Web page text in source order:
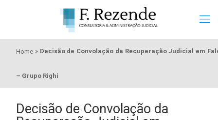
Home » Decisão de Convolação da Recuperação Judicial em
– Grupo Righi
Decisão de Convolação da